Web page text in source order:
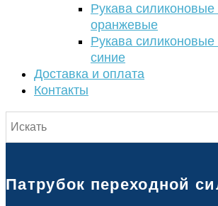
Рукава
оранжевые
Рукава
синие
Доставка и оплата
Контакты
Патрубок переходной